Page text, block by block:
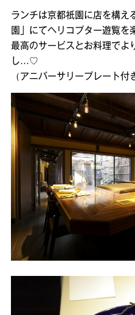
ランチは京都祇園に店を構
園」にてヘリコプター遊覧を
最高のサービスとお料理でよ
し…♡
（アニバーサリープレート付